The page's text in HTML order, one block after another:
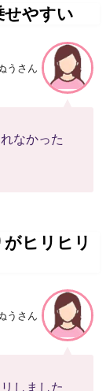
やすい
うさん
なかった
ヒリヒリ
うさん
しました